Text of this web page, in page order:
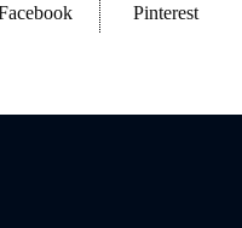
Pinterest